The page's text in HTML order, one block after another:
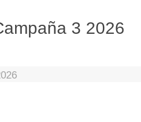
3 2026